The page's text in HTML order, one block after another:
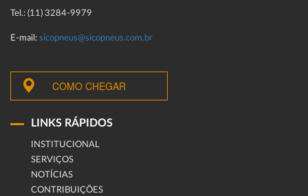
Tel.: (11) 3284-9979
E-mail: sicopneus@sicopneus.com.br
COMO CHEGAR
LINKS RÁPIDOS
INSTITUCIONAL
SERVIÇOS
NOTÍCIAS
CONTRIBUIÇÕES